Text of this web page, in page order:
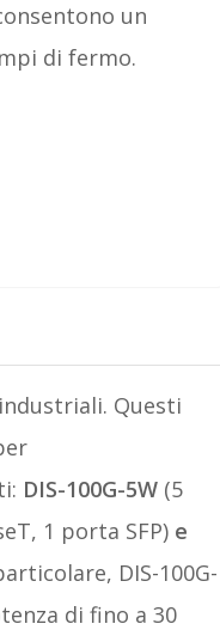
un
di fermo.
Questi
DIS-100G-5W (5
1 porta SFP) e
DIS-100G-
di fino a 30